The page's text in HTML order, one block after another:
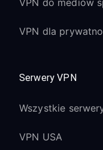
VPN do mediów
VPN dla
Serwery VPN
Wszystkie
VPN USA